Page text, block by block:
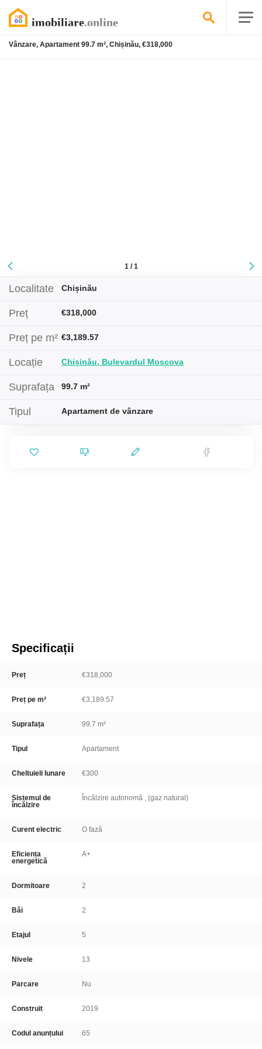
Vânzare, Apartament 99.7 m², Chișinău, €318,000
1 / 1
Localitate Chișinău
Preț €318,000
Preț pe m² €3,189.57
Locație Chișinău, Bulevardul Moscova
Suprafața 99.7 m²
Tipul Apartament de vânzare
Specificații
Preț €318,000
Preț pe m² €3,189.57
Suprafața 99.7 m²
Tipul Apartament
Cheltuieli lunare €300
Sistemul de
încălzire
Încălzire autonomă , (gaz natural)
Curent electric O fază
Eficiența
energetică
A+
Dormitoare 2
Băi 2
Etajul 5
Nivele 13
Parcare Nu
Construit 2019
Codul anunțului 65